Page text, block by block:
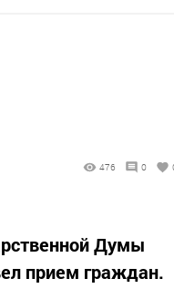
476 0
Думы
прием граждан.